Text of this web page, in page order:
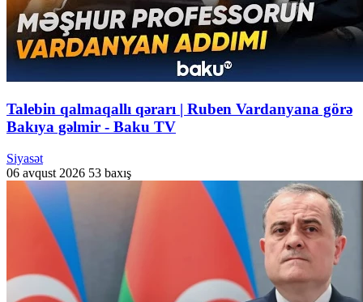
Talebin qalmaqallı qərarı | Ruben Vardanyana görə
Bakıya gəlmir - Baku TV
Siyasət
06 avqust 2026 53 baxış